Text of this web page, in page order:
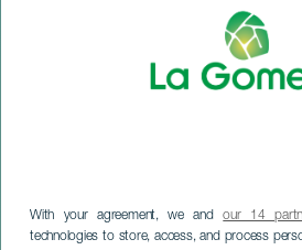
With your agreement, we andour 14
technologies to store, access, and process